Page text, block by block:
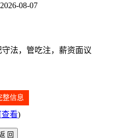
08-07
法，管吃注，薪资面议
整信息
看)